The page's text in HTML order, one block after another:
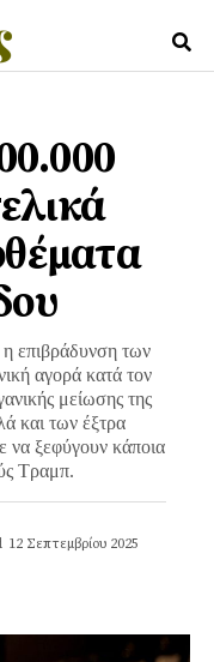
επιβράδυνση των
αγορά κατά τον
μείωσης της
και των έξτρα
να ξεφύγουν κάποια
Τραμπ.
12 Σεπτεμβρίου 2025